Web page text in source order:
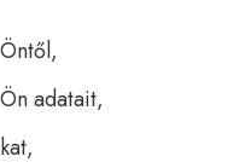
adatait,